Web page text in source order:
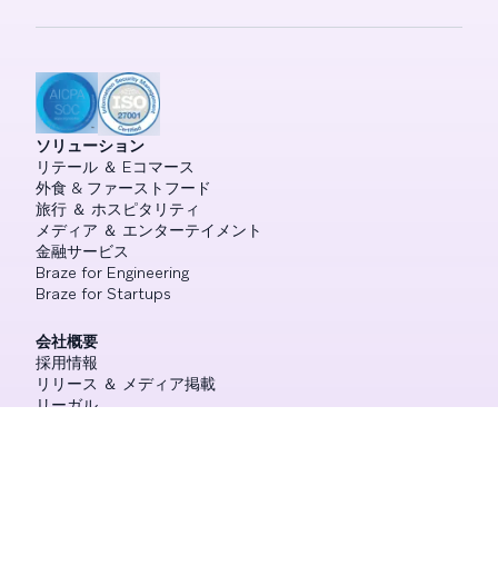
ソリューション
リテール ＆ Eコマース
外食 & ファーストフード
旅行 ＆ ホスピタリティ
メディア ＆ エンターテイメント
金融サービス
Braze for Engineering
Braze for Startups
会社概要
採用情報
リリース ＆ メディア掲載
リーガル